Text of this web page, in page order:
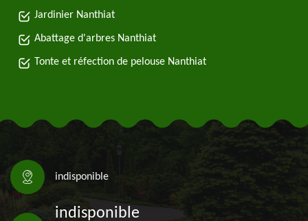
Jardinier Nanthiat
Abattage d'arbres Nanthiat
Tonte et réfection de pelouse Nanthiat
indisponible
indisponible